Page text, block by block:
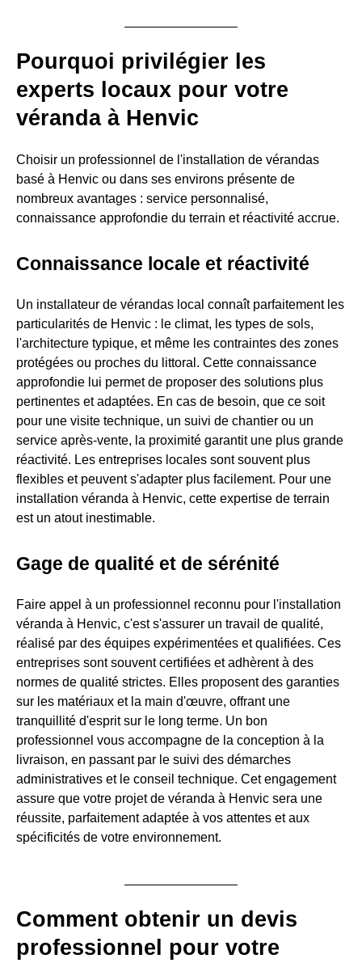
Pourquoi privilégier les
experts locaux pour votre
véranda à Henvic
Choisir un professionnel de l'installation de vérandas
basé à Henvic ou dans ses environs présente de
nombreux avantages : service personnalisé,
connaissance approfondie du terrain et réactivité accrue.
Connaissance locale et réactivité
Un installateur de vérandas local connaît parfaitement les
particularités de Henvic : le climat, les types de sols,
l'architecture typique, et même les contraintes des zones
protégées ou proches du littoral. Cette connaissance
approfondie lui permet de proposer des solutions plus
pertinentes et adaptées. En cas de besoin, que ce soit
pour une visite technique, un suivi de chantier ou un
service après-vente, la proximité garantit une plus grande
réactivité. Les entreprises locales sont souvent plus
flexibles et peuvent s'adapter plus facilement. Pour une
installation véranda à Henvic, cette expertise de terrain
est un atout inestimable.
Gage de qualité et de sérénité
Faire appel à un professionnel reconnu pour l'installation
véranda à Henvic, c'est s'assurer un travail de qualité,
réalisé par des équipes expérimentées et qualifiées. Ces
entreprises sont souvent certifiées et adhèrent à des
normes de qualité strictes. Elles proposent des garanties
sur les matériaux et la main d'œuvre, offrant une
tranquillité d'esprit sur le long terme. Un bon
professionnel vous accompagne de la conception à la
livraison, en passant par le suivi des démarches
administratives et le conseil technique. Cet engagement
assure que votre projet de véranda à Henvic sera une
réussite, parfaitement adaptée à vos attentes et aux
spécificités de votre environnement.
Comment obtenir un devis
professionnel pour votre